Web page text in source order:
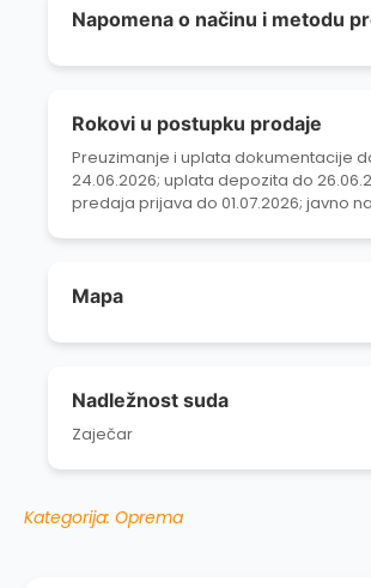
Napomena o načinu i metodu
Rokovi u postupku prodaje
Preuzimanje i uplata dokumentacije
24.06.2026; uplata depozita do
predaja prijava do 01.07.2026; javno
Mapa
Nadležnost suda
Zaječar
Kategorija: Oprema